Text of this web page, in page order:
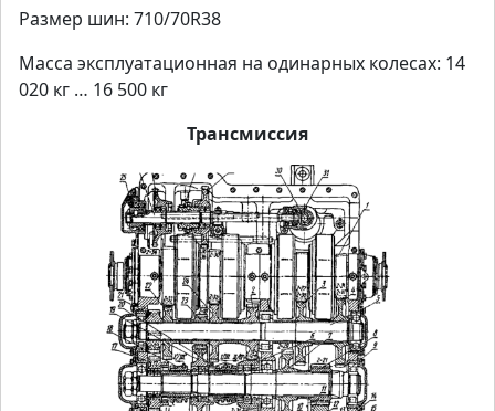
Размер шин: 710/70R38
Масса эксплуатационная на одинарных колесах: 14
020 кг … 16 500 кг
Трансмиссия